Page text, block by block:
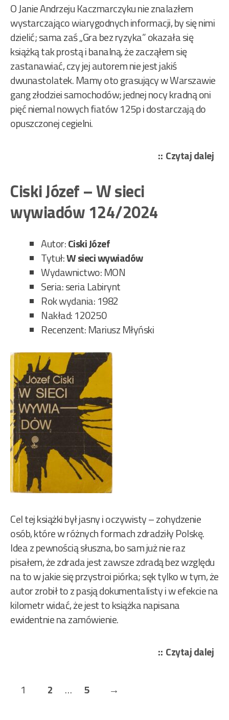
O Janie Andrzeju Kaczmarczyku nie znalazłem
wystarczająco wiarygodnych informacji, by się nimi
dzielić; sama zaś „Gra bez ryzyka” okazała się
książką tak prostą i banalną, że zacząłem się
zastanawiać, czy jej autorem nie jest jakiś
dwunastolatek. Mamy oto grasujący w Warszawie
gang złodziei samochodów; jednej nocy kradną oni
pięć niemal nowych fiatów 125p i dostarczają do
opuszczonej cegielni.
Czytaj dalej
Ciski Józef – W sieci
wywiadów 124/2024
Autor:Ciski Józef
Tytuł:W sieci wywiadów
Wydawnictwo: MON
Seria: seria Labirynt
Rok wydania: 1982
Nakład: 120250
Recenzent: Mariusz Młyński
Cel tej książki był jasny i oczywisty – zohydzenie
osób, które w różnych formach zdradziły Polskę.
Idea z pewnością słuszna, bo sam już nie raz
pisałem, że zdrada jest zawsze zdradą bez względu
na to w jakie się przystroi piórka; sęk tylko w tym, że
autor zrobił to z pasją dokumentalisty i w efekcie na
kilometr widać, że jest to książka napisana
ewidentnie na zamówienie.
Czytaj dalej
Stronicowanie
Page
1 Page
2 … Page
5
Next
→